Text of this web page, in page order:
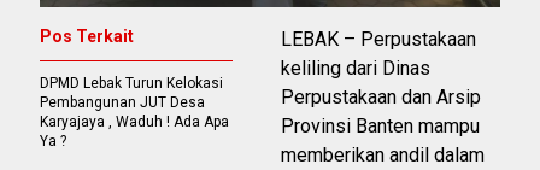
LEBAK – Perpustakaan
keliling dari Dinas
Perpustakaan dan Arsip
Provinsi Banten mampu
memberikan andil dalam
Pos Terkait
DPMD Lebak Turun Kelokasi
Pembangunan JUT Desa
Karyajaya , Waduh ! Ada Apa
Ya ?